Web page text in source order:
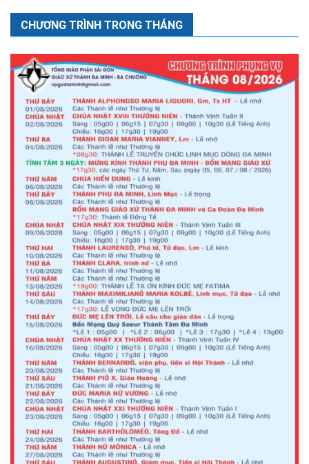
CHƯƠNG TRÌNH TRONG THÁNG